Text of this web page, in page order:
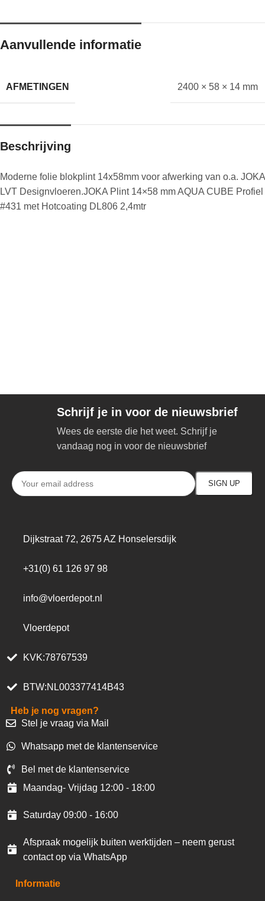
Aanvullende informatie
AFMETINGEN 2400 × 58 × 14 mm
Beschrijving
Moderne folie blokplint 14x58mm voor afwerking van o.a. JOKA
LVT Designvloeren.JOKA Plint 14×58 mm AQUA CUBE Profiel
#431 met Hotcoating DL806 2,4mtr
Schrijf je in voor de nieuwsbrief
Wees de eerste die het weet. Schrijf je
vandaag nog in voor de nieuwsbrief
Dijkstraat 72, 2675 AZ Honselersdijk
+31(0) 61 126 97 98
info@vloerdepot.nl
Vloerdepot
KVK:78767539
BTW:NL003377414B43
Heb je nog vragen?
Stel je vraag via Mail
Whatsapp met de klantenservice
Bel met de klantenservice
Maandag- Vrijdag 12:00 - 18:00
Saturday 09:00 - 16:00
Afspraak mogelijk buiten werktijden – neem gerust
contact op via WhatsApp
Informatie